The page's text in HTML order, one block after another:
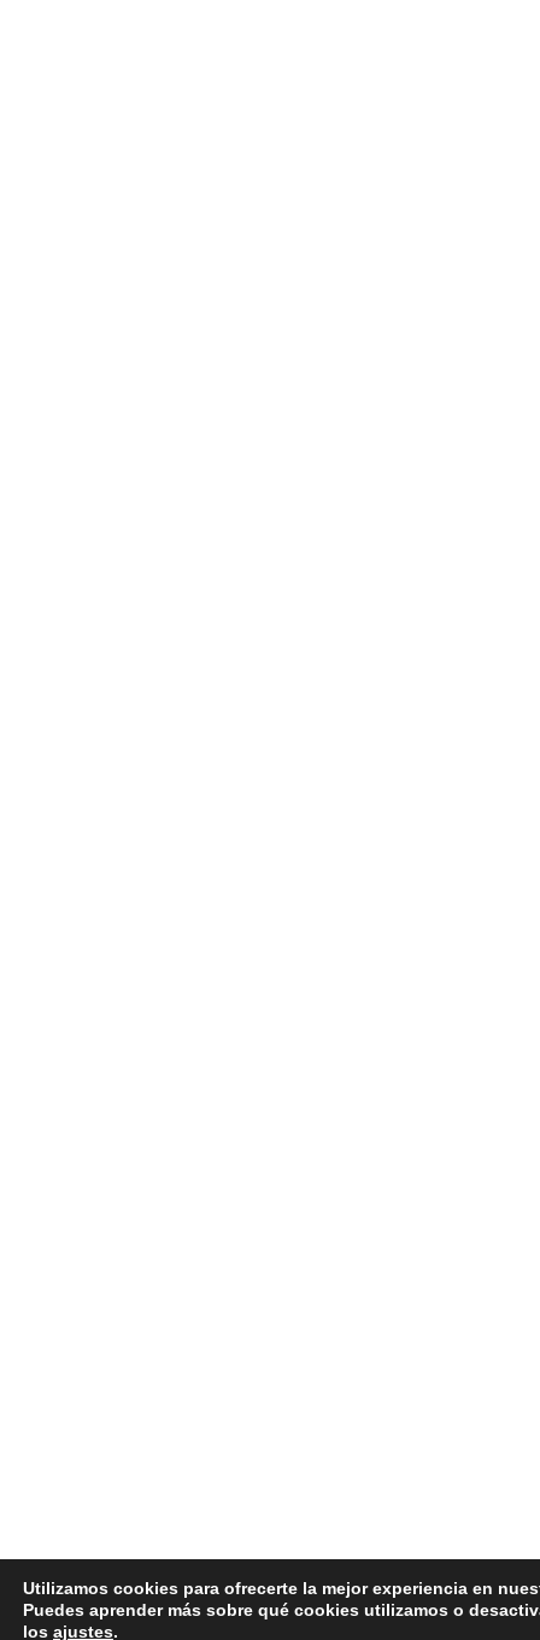
Utilizamos cookies para ofrecerte la mejor experiencia en
Puedes aprender más sobre qué cookies utilizamos o
los ajustes.